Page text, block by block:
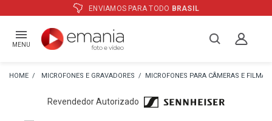
ENVIAMOS PARA TODOBRASIL
MENU
MICROFONES E GRAVADORES MICROFONES PARA CÂMERAS E
Revendedor Autorizado